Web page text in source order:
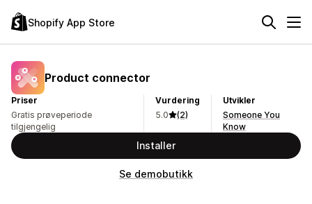
Shopify App Store
Product connector
Priser
Gratis prøveperiode
tilgjengelig
Vurdering
5.0
(2)
Utvikler
Someone You
Know
Installer
Se demobutikk